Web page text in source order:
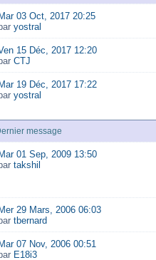
Mar 03 Oct, 2017 20:25
yostral
15 Déc, 2017 12:20
CTJ
Mar 19 Déc, 2017 17:22
yostral
message
Mar 01 Sep, 2009 13:50
takshil
Mer 29 Mars, 2006 06:03
tbernard
Mar 07 Nov, 2006 00:51
E18i3